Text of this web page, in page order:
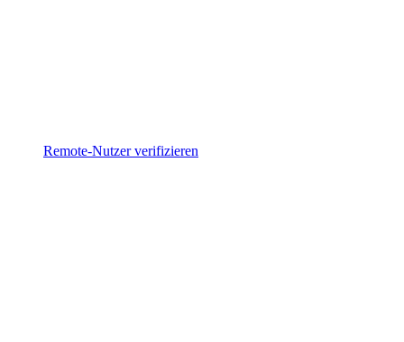
Remote-Nutzer verifizieren